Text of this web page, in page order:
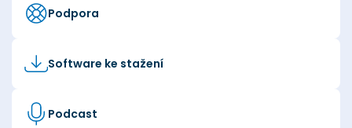
Podpora
Software ke stažení
Podcast